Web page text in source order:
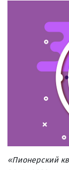
«Пионерский